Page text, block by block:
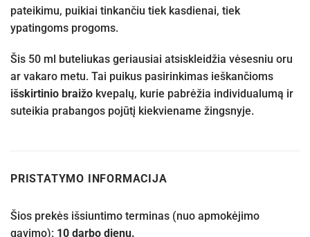
pateikimu, puikiai tinkančiu tiek kasdienai, tiek
ypatingoms progoms.
Šis 50 ml buteliukas geriausiai atsiskleidžia vėsesniu oru
ar vakaro metu. Tai puikus pasirinkimas ieškančioms
išskirtinio braižo kvepalų, kurie pabrėžia individualumą ir
suteikia prabangos pojūtį kiekviename žingsnyje.
PRISTATYMO INFORMACIJA
Šios prekės išsiuntimo terminas (nuo apmokėjimo
gavimo): 10 darbo dienų.